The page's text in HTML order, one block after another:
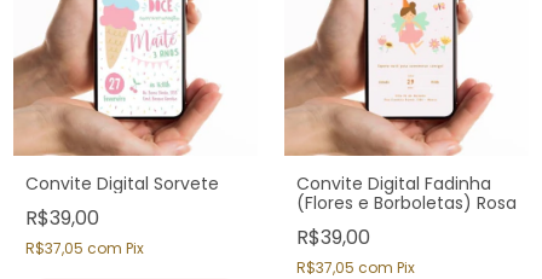
Convite Digital Sorvete
R$39,00
R$37,05 com Pix
Convite Digital Fadinha
(Flores e Borboletas) Rosa
R$39,00
R$37,05 com Pix